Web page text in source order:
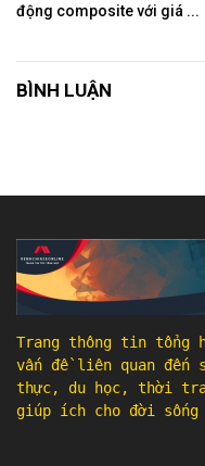
động composite với giá ...
BÌNH LUẬN
Trang thông tin tổng
vấn đề liên quan
thực, du học, thời
giúp ích cho đời sống